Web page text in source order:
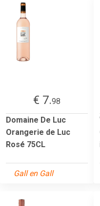
€ 7.98
Domaine De Luc
Orangerie de Luc
Rosé 75CL
Gall en Gall